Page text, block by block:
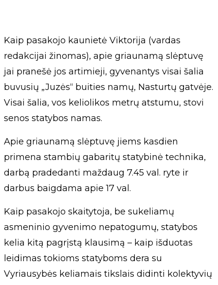
Kaip pasakojo kaunietė Viktorija (vardas
redakcijai žinomas), apie griaunamą slėptuvę
jai pranešė jos artimieji, gyvenantys visai šalia
buvusių „Juzės“ buities namų, Nasturtų gatvėje.
Visai šalia, vos keliolikos metrų atstumu, stovi
senos statybos namas.
Apie griaunamą slėptuvę jiems kasdien
primena stambių gabaritų statybinė technika,
darbą pradedanti maždaug 7.45 val. ryte ir
darbus baigdama apie 17 val.
Kaip pasakojo skaitytoja, be sukeliamų
asmeninio gyvenimo nepatogumų, statybos
kelia kitą pagrįstą klausimą – kaip išduotas
leidimas tokioms statyboms dera su
Vyriausybės keliamais tikslais didinti kolektyvių